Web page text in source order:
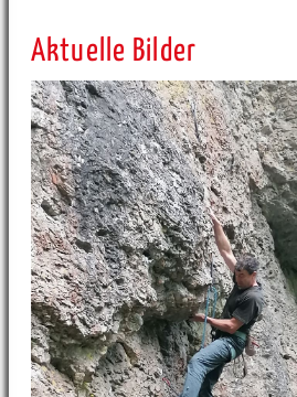
Aktuelle Bilder